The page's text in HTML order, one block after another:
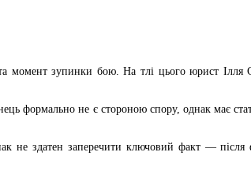
момент зупинки бою. На тлі цього юрист Ілля
формально не є стороною спору, однак має
не здатен заперечити ключовий факт — після